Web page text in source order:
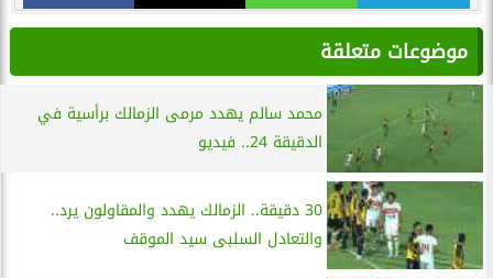
موضوعات متعلقة
محمد سالم يهدد مرمى الزمالك برأسية في
الدقيقة 24.. فيديو
30 دقيقة.. الزمالك يهدد والمقاولون يرد..
والتعادل السلبى سيد الموقف